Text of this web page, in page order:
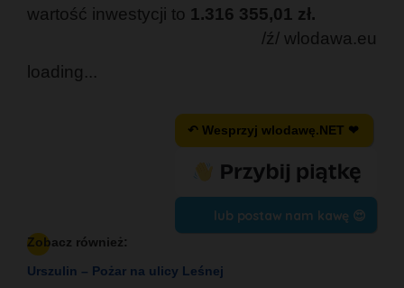
wartość inwestycji to 1.316 355,01 zł.
/ź/ wlodawa.eu
loading...
↶ Wesprzyj wlodawę.NET ❤
lub postaw nam kawę 😍
Zobacz również:
Urszulin – Pożar na ulicy Leśnej